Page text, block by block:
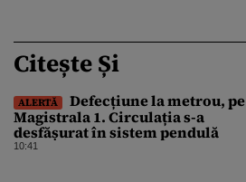
Citește Și
ALERTĂ
Defecțiune la metrou, pe
Magistrala 1. Circulația s-a
desfășurat în sistem pendulă
10:41